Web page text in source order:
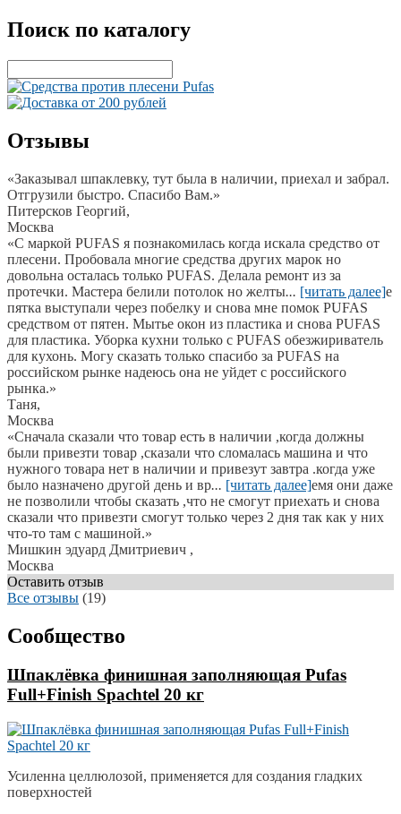
Поиск по каталогу
Отзывы
«Заказывал шпаклевку, тут была в наличии, приехал и забрал.
Отгрузили быстро. Спасибо Вам.»
Питерсков Георгий,
Москва
«С маркой PUFAS я познакомилась когда искала средство от
плесени. Пробовала многие средства других марок но
довольна осталась только PUFAS. Делала ремонт из за
протечки. Мастера белили потолок но желты... [читать далее]е
пятка выступали через побелку и снова мне помок PUFAS
средством от пятен. Мытье окон из пластика и снова PUFAS
для пластика. Уборка кухни только с PUFAS обезжириватель
для кухонь. Могу сказать только спасибо за PUFAS на
российском рынке надеюсь она не уйдет с российского
рынка.»
Таня,
Москва
«Сначала сказали что товар есть в наличии ,когда должны
были привезти товар ,сказали что сломалась машина и что
нужного товара нет в наличии и привезут завтра .когда уже
было назначено другой день и вр... [читать далее]емя они даже
не позволили чтобы сказать ,что не смогут приехать и снова
сказали что привезти смогут только через 2 дня так как у них
что-то там с машиной.»
Мишкин эдуард Дмитриевич ,
Москва
Оставить отзыв
Все отзывы (19)
Сообщество
Шпаклёвка финишная заполняющая Pufas
Full+Finish Spachtel 20 кг
Усиленна целлюлозой, применяется для создания гладких
поверхностей